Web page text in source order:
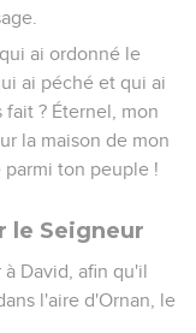
ai ordonné le
ai péché et qui ai
? Éternel, mon
la maison de mon
ton peuple !
le Seigneur
David, afin qu'il
l'aire d'Ornan, le